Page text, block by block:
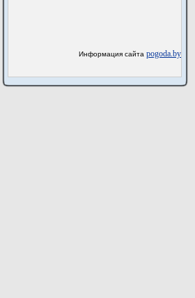
Информация сайта pogoda.by